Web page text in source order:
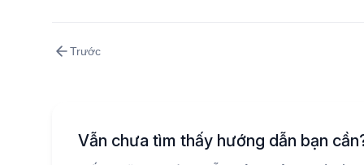
Trước
Vẫn chưa tìm thấy hướng dẫn bạn